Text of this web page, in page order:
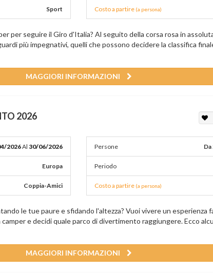
Sport Costo a partire (a persona)
per seguire il Giro d'Italia? Al seguito della corsa rosa in
più impegnativi, quelli che possono decidere la classifica
MAGGIORI INFORMAZIONI
2026
2026Al 30/06/2026
Europa
Coppia-Amici
Persone
Periodo
Costo a partire (a persona)
le tue paure e sfidando l'altezza? Vuoi vivere un esperienza
e decidi quale parco di divertimento raggiungere. Ecco
MAGGIORI INFORMAZIONI